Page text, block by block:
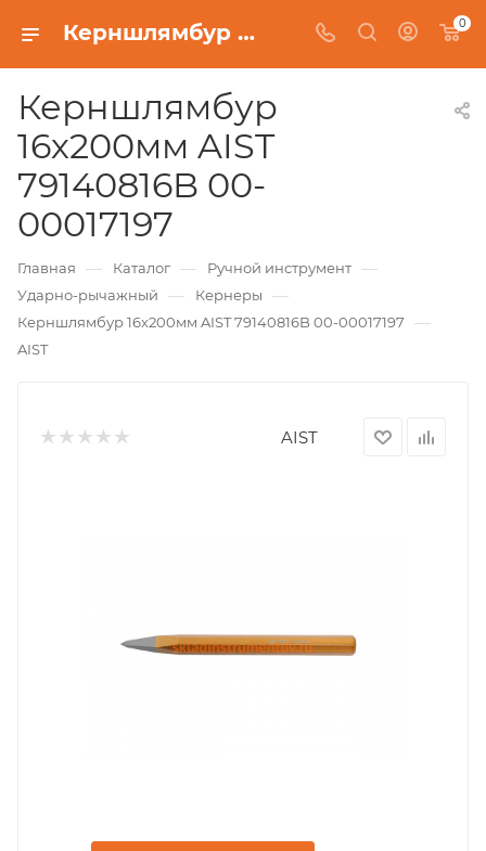
Керншлямбур 16х200мм AIST 79140816B 00-00017197 0
Керншлямбур
16х200мм AIST
79140816B 00-
00017197
Главная — Каталог — Ручной инструмент —
Ударно-рычажный — Кернеры —
Керншлямбур 16х200мм AIST 79140816B 00-00017197 —
AIST
AIST